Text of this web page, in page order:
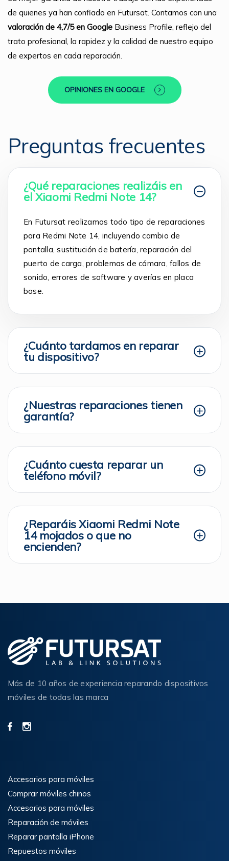
de quienes ya han confiado en Futursat. Contamos con una
valoración de 4,7/5 en Google Business Profile, reflejo del
trato profesional, la rapidez y la calidad de nuestro equipo
de expertos en cada reparación.
OPINIONES EN GOOGLE
Preguntas frecuentes
¿Qué reparaciones realizáis en
el Xiaomi Redmi Note 14?
En Futursat realizamos todo tipo de reparaciones
para Redmi Note 14, incluyendo cambio de
pantalla, sustitución de batería, reparación del
puerto de carga, problemas de cámara, fallos de
sonido, errores de software y averías en placa
base.
¿Cuánto tardamos en reparar
tu dispositivo?
¿Nuestras reparaciones tienen
garantía?
¿Cuánto cuesta reparar un
teléfono móvil?
¿Reparáis Xiaomi Redmi Note
14 mojados o que no
encienden?
Más de 10 años de experiencia reparando dispositivos
móviles de todas las marca
Accesorios para móviles
Comprar móviles chinos
Accesorios para móviles
Reparación de móviles
Reparar pantalla iPhone
Repuestos móviles